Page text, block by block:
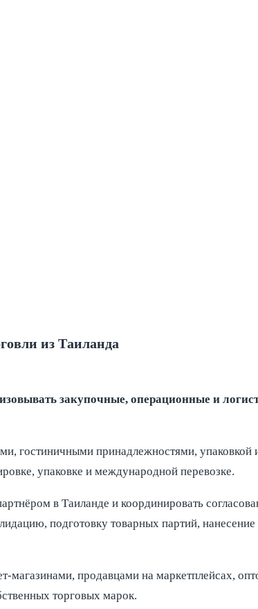
из Таиланда
закупочные, операционные и
гостиничными принадлежностями,
упаковке и международной перевозке.
в Таиланде и координировать
подготовку товарных партий,
продавцами на маркетплейсах,
торговых марок.